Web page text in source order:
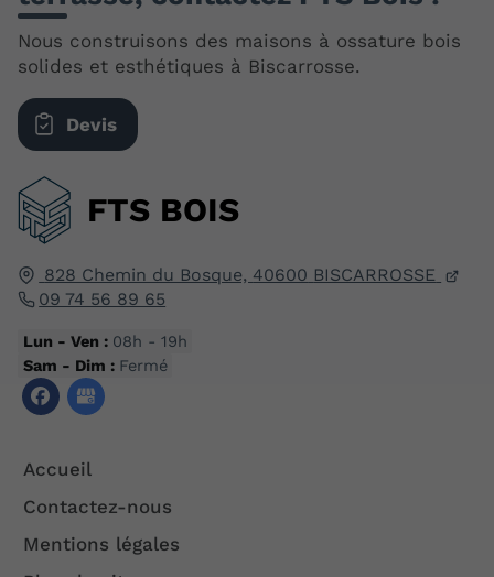
FTS BOIS
828 Chemin du Bosque, 40600 BISCARROSSE
09 74 56 89 65
Lun - Ven : 08h - 19h
Sam - Dim : Fermé
Accueil
Contactez-nous
Mentions légales
Nous construisons des maisons à ossature bois
solides et esthétiques à Biscarrosse.
Devis